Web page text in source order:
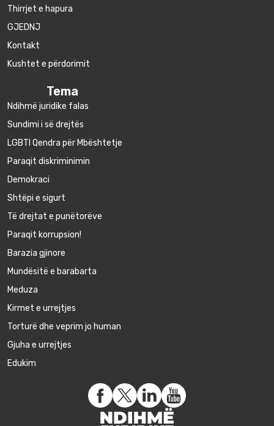
Thirrjet e hapura
GJEDNJ
Kontakt
Kushtet e përdorimit
Tema
Ndihmë juridike falas
Sundimi i së drejtës
LGBTI Qendra për Mbështetje
Paraqit diskriminimin
Demokraci
Shtëpi e sigurt
Të drejtat e punëtorëve
Paraqit korrupsion!
Barazia gjinore
Mundësitë e barabarta
Meduza
Kirmet e urrejtjes
Torturë dhe veprim jo human
Gjuha e urrejtjes
Edukim